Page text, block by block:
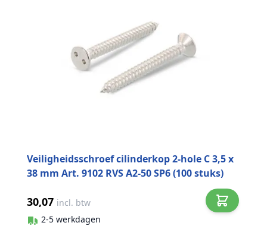
Veiligheidsschroef cilinderkop 2-hole C 3,5 x
38 mm Art. 9102 RVS A2-50 SP6 (100 stuks)
30,07 incl. btw
2-5 werkdagen